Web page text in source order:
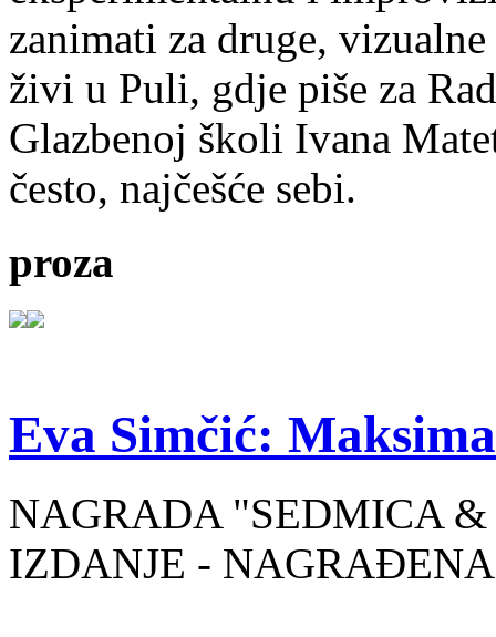
zanimati za druge,
živi u Puli, gdje piše za
Glazbenoj školi Ivana
često, najčešće sebi.
proza
Eva Simčić:
NAGRADA "SEDMICA
IZDANJE -